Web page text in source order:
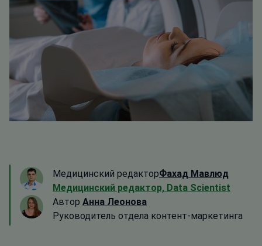
Медицинский редакторФахад Мавлюд
Медицинский редактор, Data Scientist
Автор Анна Леонова
Руководитель отдела контент-маркетинга